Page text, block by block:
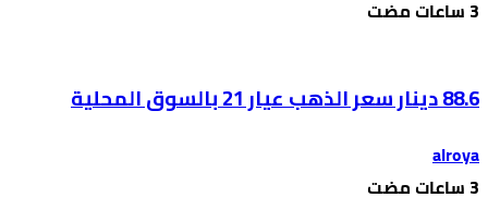
88.6 دينار سعر الذهب عيار 21 بالسوق المحلية
alroya